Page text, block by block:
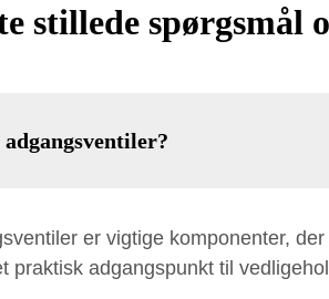
stillede spørgsmål
er vigtige komponenter,
praktisk adgangspunkt til